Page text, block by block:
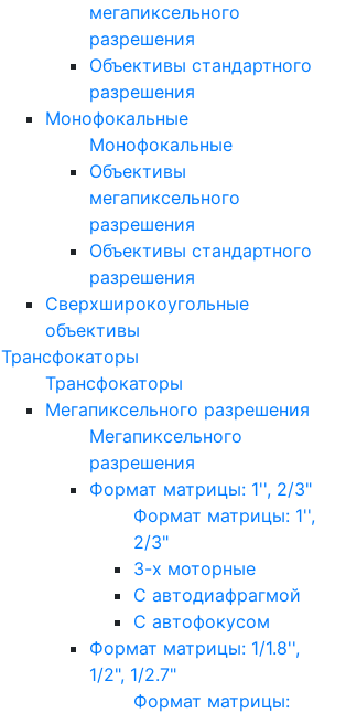
мегапиксельного
разрешения
Объективы стандартного
разрешения
Монофокальные
Монофокальные
Объективы
мегапиксельного
разрешения
Объективы стандартного
разрешения
Сверхширокоугольные
объективы
Трансфокаторы
Трансфокаторы
Мегапиксельного разрешения
Мегапиксельного
разрешения
Формат матрицы: 1'', 2/3"
Формат матрицы: 1'',
2/3"
3-х моторные
С автодиафрагмой
С автофокусом
Формат матрицы: 1/1.8'',
1/2", 1/2.7"
Формат матрицы: